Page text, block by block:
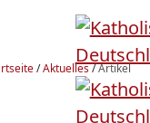
/Aktuelles/Artikel